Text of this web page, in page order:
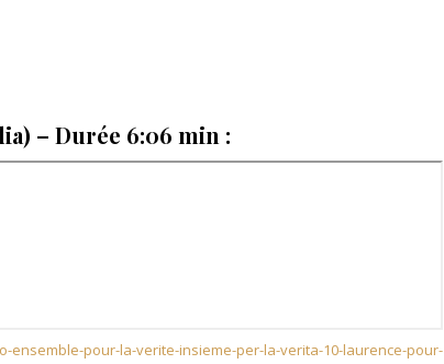
– Durée 6:06 min :
ensemble-pour-la-verite-insieme-per-la-verita-10-laurence-pour-